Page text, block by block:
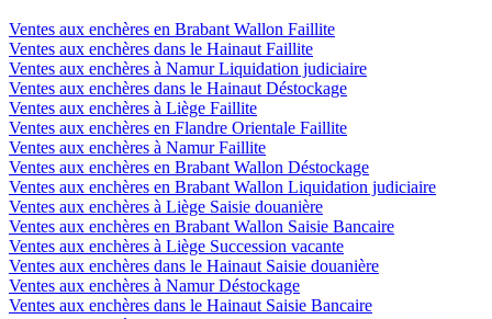
Ventes aux enchères en Brabant Wallon Faillite
Ventes aux enchères dans le Hainaut Faillite
Ventes aux enchères à Namur Liquidation judiciaire
Ventes aux enchères dans le Hainaut Déstockage
Ventes aux enchères à Liège Faillite
Ventes aux enchères en Flandre Orientale Faillite
Ventes aux enchères à Namur Faillite
Ventes aux enchères en Brabant Wallon Déstockage
Ventes aux enchères en Brabant Wallon Liquidation judiciaire
Ventes aux enchères à Liège Saisie douanière
Ventes aux enchères en Brabant Wallon Saisie Bancaire
Ventes aux enchères à Liège Succession vacante
Ventes aux enchères dans le Hainaut Saisie douanière
Ventes aux enchères à Namur Déstockage
Ventes aux enchères dans le Hainaut Saisie Bancaire